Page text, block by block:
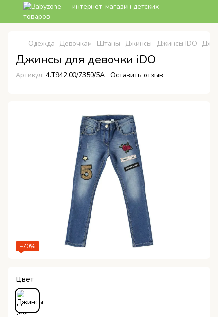
Одежда Девочкам Штаны Джинсы Джинсы IDO
Джинсы для девочки iDO
Артикул: 4.T942.00/7350/5A Оставить отзыв
−70%
Цвет